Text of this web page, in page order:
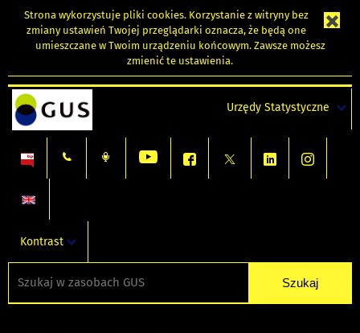
Strona wykorzystuje pliki cookies. Korzystanie z witryny bez
zmiany ustawień Twojej przeglądarki oznacza, że będą one
umieszczane w Twoim urządzeniu końcowym. Zawsze możesz
zmienić te ustawienia.
Urzędy Statystyczne
Kontrast